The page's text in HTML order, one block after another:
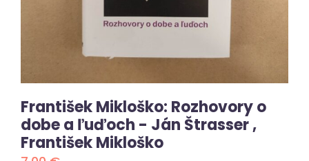
František Mikloško: Rozhovory o
dobe a ľuďoch - Ján Štrasser ,
František Mikloško